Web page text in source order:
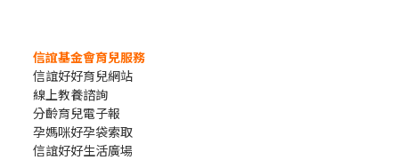
信誼基金會育兒服務
信誼好好育兒網站
線上教養諮詢
分齡育兒電子報
孕媽咪好孕袋索取
信誼好好生活廣場